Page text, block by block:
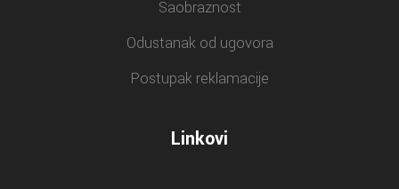
Saobraznost
Odustanak od ugovora
Postupak reklamacije
Linkovi